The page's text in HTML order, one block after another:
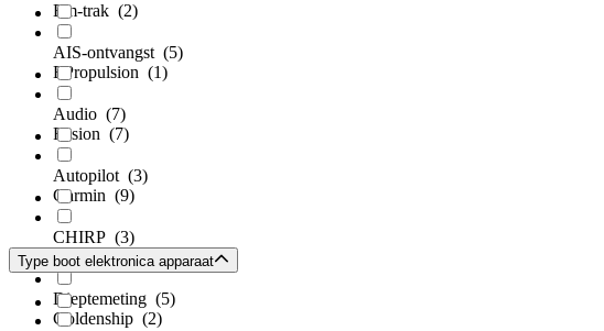
Em-trak (2)
EPropulsion (1)
Fusion (7)
Garmin (9)
Gme(1)
Goldenship (2)
AIS-ontvangst (5)
Audio (7)
Autopilot (3)
CHIRP (3)
Dieptemeting (5)
Type boot elektronica apparaat